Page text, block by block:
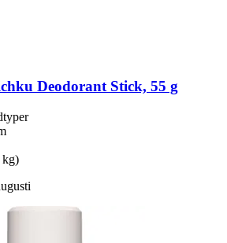
Deodorant Stick, 55 g
kg)